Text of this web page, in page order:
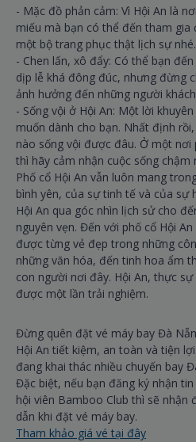
- Mặc đồ phản cảm: Vì Hội An là
miếu mà bạn có thể đến tham gia
một bộ trang phục thật lịch sự nhé.
- Chen lấn, xô đẩy: Có thể bạn
dịp lễ khá đông đúc, nhưng đừng
ảnh hưởng đến những người
- Sống vội ở Hội An: Một lời
muốn dành cho bạn. Nhất định
nào sống vội được đâu. Ở một nơi
thì hãy cảm nhận cuộc sống chậm
Phố cổ Hội An vẫn luôn mang
bình yên, của sự tinh tế và của sự
Hội An qua góc nhìn lịch sử cho
nguyên vẹn. Đến với phố cổ Hội
được từng vẻ đẹp trong những
những văn hóa, đến tinh hoa ẩm
con người nơi đây. Hội An, thực
được một lần trải nghiệm.
Đừng quên đặt vé máy bay Đà
Hội An tiết kiệm, an toàn và tiện
đang khai thác nhiều chuyến bay
Đặc biệt, nếu bạn đăng ký nhận
hội viên Bamboo Club thì sẽ nhận
dẫn khi đặt vé máy bay.
Tham khảo giá vé tại đây